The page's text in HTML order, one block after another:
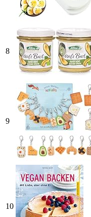
8
9
10